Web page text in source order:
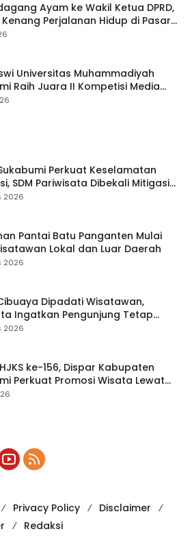
Ayam ke Wakil Ketua DPRD,
Kenang Perjalanan Hidup di Pasar
Universitas Muhammadiyah
Raih Juara II Kompetisi Media
Digital Tingkat Internasional
Perkuat Keselamatan
SDM Pariwisata Dibekali Mitigasi
Evakuasi
2026
Pantai Batu Panganten Mulai
Lokal dan Luar Daerah
2026
Dipadati Wisatawan,
Ingatkan Pengunjung Tetap
2026
ke-156, Dispar Kabupaten
Perkuat Promosi Wisata Lewat
Digital
Privacy Policy
Disclaimer
Redaksi